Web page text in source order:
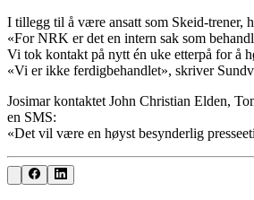
I tillegg til å være ansatt som Skeid-
«For NRK er det en intern sak som
Vi tok kontakt på nytt én uke etterpå for å
«Vi er ikke ferdigbehandlet», skriver
Josimar kontaktet John Christian Elden,
en SMS:
«Det vil være en høyst besynderlig